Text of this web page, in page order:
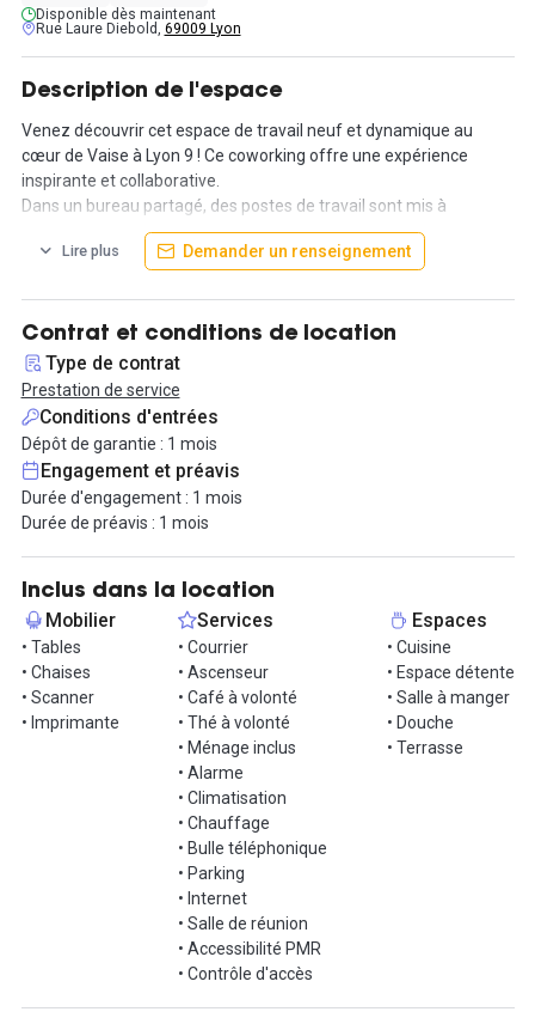
Disponible dès maintenant
Rue Laure Diebold, 69009 Lyon
Description de l'espace
Venez découvrir cet espace de travail neuf et dynamique au
cœur de Vaise à Lyon 9 ! Ce coworking offre une expérience
inspirante et collaborative.
Dans un bureau partagé, des postes de travail sont mis à
disposition. L'espace comprend 2 salles de réunions, 3
phoneboxes et de nombreux services. Doté d'un design moderne,
d'espaces communs, comme la cuisine, ou encore le rooftop.
Simplifiez votre quotidien avec une offre tout compris à 380€HT
par mois et par poste. En plus du loyer, des taxes et des charges,
bénéficiez de services essentiels tels que le ménage et l'accès à
Internet. Profitez d'une totale flexibilité avec un préavis d'1 mois.
Idéal pour les freelances et les start-ups, cet espace offre une
atmosphère conviviale, propice à la concentration et à la
collaboration. Facilement accessible grâce aux arrêts de métro
Gare de Vaise à proximité, cet emplacement stratégique
facilitera vos déplacements.
Contactez-nous dès aujourd'hui pour organiser une visite et
découvrir votre nouvel espace de travail !
Lire plus Demander un renseignement
Contrat et conditions de location
Type de contrat
Prestation de service
Conditions d'entrées
Dépôt de garantie : 1 mois
Engagement et préavis
Durée d'engagement : 1 mois
Durée de préavis : 1 mois
Inclus dans la location
Mobilier
• Tables
• Chaises
• Scanner
• Imprimante
Services
• Courrier
• Ascenseur
• Café à volonté
• Thé à volonté
• Ménage inclus
• Alarme
• Climatisation
• Chauffage
• Bulle téléphonique
• Parking
• Internet
• Salle de réunion
• Accessibilité PMR
• Contrôle d'accès
Espaces
• Cuisine
• Espace détente
• Salle à manger
• Douche
• Terrasse